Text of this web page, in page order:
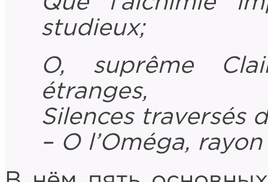
studieux;
O, suprême
étranges,
Silences traversés
– O l’Oméga,